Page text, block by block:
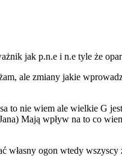
jak p.n.e i n.e tyle że
ale zmiany jakie
to nie wiem ale wielkie G
Mają wpływ na to co
ogon wtedy wszyscy